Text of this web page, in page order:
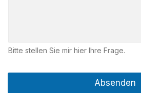
Bitte stellen Sie mir hier Ihre Frage.
Absenden